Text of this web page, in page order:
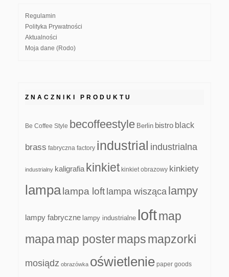
Regulamin
Polityka Prywatności
Aktualności
Moja dane (Rodo)
ZNACZNIKI PRODUKTU
Be Coffee Style becoffeestyle Berlin bistro black
brass fabryczna factory industrial industrialna
industrialny kaligrafia kinkiet kinkiet obrazowy kinkiety
lampa lampa loft lampa wisząca lampy
lampy fabryczne lampy industrialne loftmap
mapamap postermapsmapzorki
mosiądz obrazówka oświetlenie paper goods